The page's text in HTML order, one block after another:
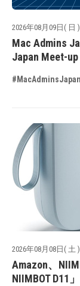
2026年08月09日( 日 )
Mac Admins
Japan Meet-
#MacAdminsJapan
2026年08月08日( 土 )
Amazon、
NIIMBOT D11